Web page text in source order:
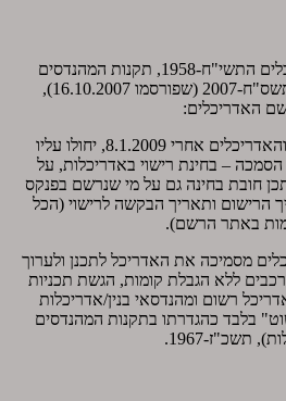
על פי חוק המהנדסים והאדריכלים התשי"ח-1958, תקנות המהנדסים
והאדריכלים (תנאים לרישוי) תשס"ח-2007 (שפורסמו 16.10.2007),
האדריכלים:
מי שנרשם בפנקס המהנדסים והאדריכלים אחרי 8.1.2009, יחולו עליו
הסמכה – בחינת רישוי באדריכלות, על
חובת בחינה גם על מי שנרשם בפנקס
הרישום ותאריך הבקשה לרישוי (הכל
באתר הרשם).
מסמיכה את האדריכל לתכנן ולערוך
ללא הגבלת קומות, הגשת תכניות
רשום ומהנדסאי בנין/אדריכלות
בלבד כהגדרתו בתקנות המהנדסים
תשכ"ז-1967.